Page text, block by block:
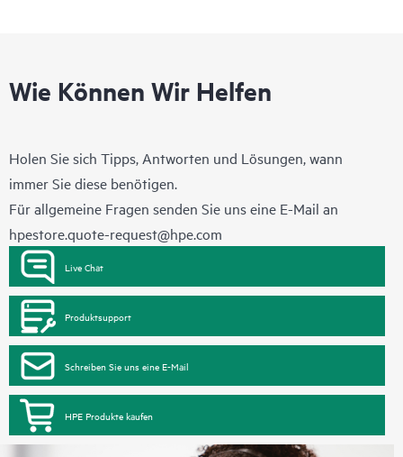
Für Produkte, die mit Foundation Care abgedeckt sind, bietet
• HPE Foundation Care NBD Service
• HPE Foundation Care 24x7 Service
• HPE Foundation Care CTR Service
Wie Können Wir Helfen
Holen Sie sich Tipps, Antworten und Lösungen, wann
immer Sie diese benötigen.
Für allgemeine Fragen senden Sie uns eine E-Mail an
hpestore.quote-request@hpe.com
Live Chat
Produktsupport
Schreiben Sie uns eine E-Mail
HPE Produkte kaufen